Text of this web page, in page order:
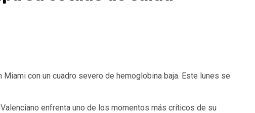
con un cuadro severo de hemoglobina baja. Este lunes se
enfrenta uno de los momentos más críticos de su